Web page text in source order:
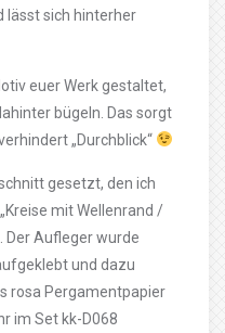
lässt sich hinterher
euer Werk gestaltet,
bügeln. Das sorgt
„Durchblick“
gesetzt, den ich
mit Wellenrand /
Der Aufleger wurde
und dazu
rosa Pergamentpapier
im Set kk-D068